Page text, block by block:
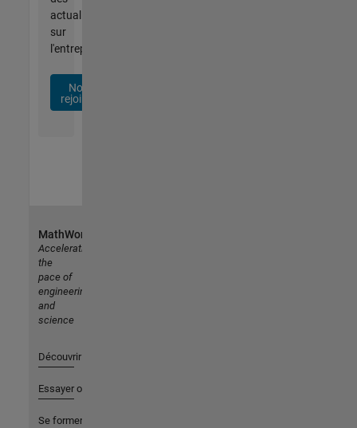
actualités
sur
l'entreprise.
Nous
rejoindre
MathWorks
Accelerating
the
pace of
engineering
and
science
Découvrir les produits
Essayer ou acheter
Se former